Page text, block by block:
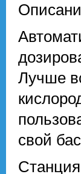
Лучше
свой